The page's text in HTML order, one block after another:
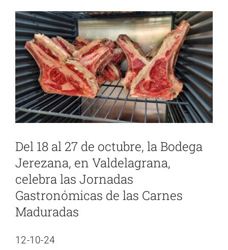
Ver
imagen
más
grande
Del 18 al 27 de octubre, la Bodega
Jerezana, en Valdelagrana,
celebra las Jornadas
Gastronómicas de las Carnes
Maduradas
12-10-24